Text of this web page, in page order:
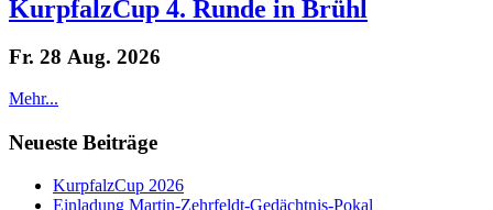
KurpfalzCup 4. Runde in Brühl
Fr. 28 Aug. 2026
Mehr...
Neueste Beiträge
KurpfalzCup 2026
Einladung Martin-Zehrfeldt-Gedächtnis-Pokal